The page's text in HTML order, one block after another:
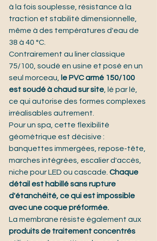
à la fois souplesse, résistance à la
traction et stabilité dimensionnelle,
même à des températures d'eau de
38 à 40 °C.
Contrairement au liner classique
75/100, soudé en usine et posé en un
seul morceau, le PVC armé 150/100
est soudé à chaud sur site, lé par lé,
ce qui autorise des formes complexes
irréalisables autrement.
Pour un spa, cette flexibilité
géométrique est décisive :
banquettes immergées, repose-tête,
marches intégrées, escalier d'accès,
niche pour LED ou cascade. Chaque
détail est habillé sans rupture
d'étanchéité, ce qui est impossible
avec une coque préformée.
La membrane résiste également aux
produits de traitement concentrés